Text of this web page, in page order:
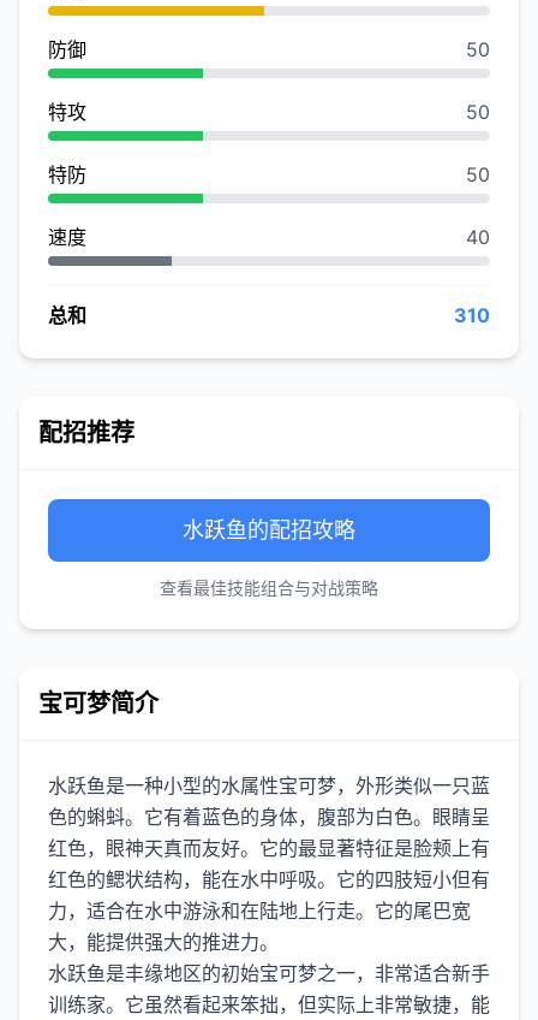
防御 50
特攻 50
特防 50
速度 40
总和 310
配招推荐
水跃鱼的配招攻略
查看最佳技能组合与对战策略
宝可梦简介
水跃鱼是一种小型的水属性宝可梦，外形类似一只蓝
色的蝌蚪。它有着蓝色的身体，腹部为白色。眼睛呈
红色，眼神天真而友好。它的最显著特征是脸颊上有
红色的鳃状结构，能在水中呼吸。它的四肢短小但有
力，适合在水中游泳和在陆地上行走。它的尾巴宽
大，能提供强大的推进力。
水跃鱼是丰缘地区的初始宝可梦之一，非常适合新手
训练家。它虽然看起来笨拙，但实际上非常敏捷，能